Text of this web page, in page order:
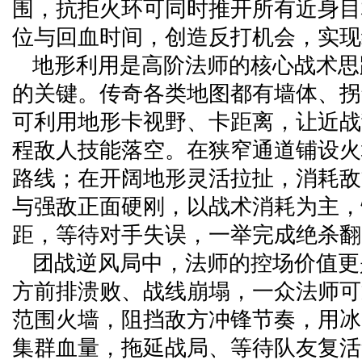
围，抗拒火环可同时推开所有近身
位与回血时间，创造反打机会，实
地形利用是高阶法师的核心战术
的关键。传奇各类地图都有墙体、
可利用地形卡视野、卡距离，让近
程敌人技能落空。在狭窄通道铺设
路线；在开阔地形灵活拉扯，消耗
与强敌正面硬刚，以战术消耗为主
距，等待对手失误，一举完成绝杀
团战逆风局中，法师的控场价值
方前排溃败、战线崩塌，一众法师
范围火墙，阻挡敌方冲锋节奏，用
集群血量，拖延战局、等待队友复